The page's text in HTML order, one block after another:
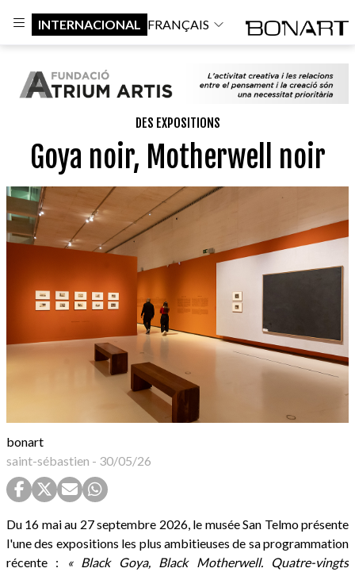
INTERNACIONAL FRANÇAIS
DES EXPOSITIONS
Goya noir, Motherwell noir
bonart
saint-sébastien - 30/05/26
Du 16 mai au 27 septembre 2026, le musée San Telmo présente
l'une des expositions les plus ambitieuses de sa programmation
récente :
« Black Goya, Black Motherwell. Quatre-vingts